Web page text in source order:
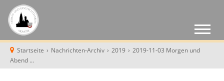
Startseite › Nachrichten-Archiv › 2019 › 2019-11-03 Morgen und
Abend ...